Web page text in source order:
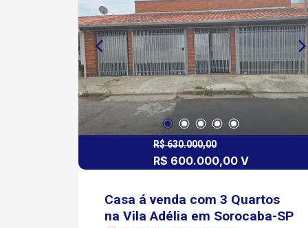
R$ 630.000,00
R$ 600.000,00 V
Casa á venda com 3 Quartos
na Vila Adélia em Sorocaba-SP